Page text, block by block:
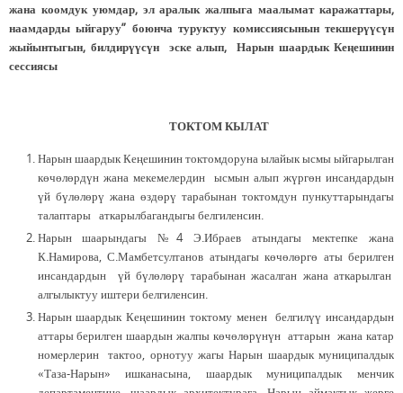
жана коомдук уюмдар, эл аралык жалпыга маалымат каражаттары,
наамдарды ыйгаруу” боюнча туруктуу комиссиясынын текшерүүсүн
жыйынтыгын, билдирүүсүн эске алып, Нарын шаардык Кеңешинин
сессиясы
ТОКТОМ КЫЛАТ
Нарын шаардык Кеңешинин токтомдоруна ылайык ысмы ыйгарылган
көчөлөрдүн жана мекемелердин ысмын алып жүргөн инсандардын
үй бүлөлөрү жана өздөрү тарабынан токтомдун пункуттарындагы
талаптары аткарылбагандыгы белгиленсин.
Нарын шаарындагы №4 Э.Ибраев атындагы мектепке жана
К.Намирова, С.Мамбетсултанов атындагы көчөлөргө аты берилген
инсандардын үй бүлөлөрү тарабынан жасалган жана аткарылган
алгылыктуу иштери белгиленсин.
Нарын шаардык Кеңешинин токтому менен белгилүү инсандардын
аттары берилген шаардын жалпы көчөлөрүнүн аттарын жана катар
номерлерин тактоо, орнотуу жагы Нарын шаардык муниципалдык
«Таза-Нарын» ишканасына, шаардык муниципалдык менчик